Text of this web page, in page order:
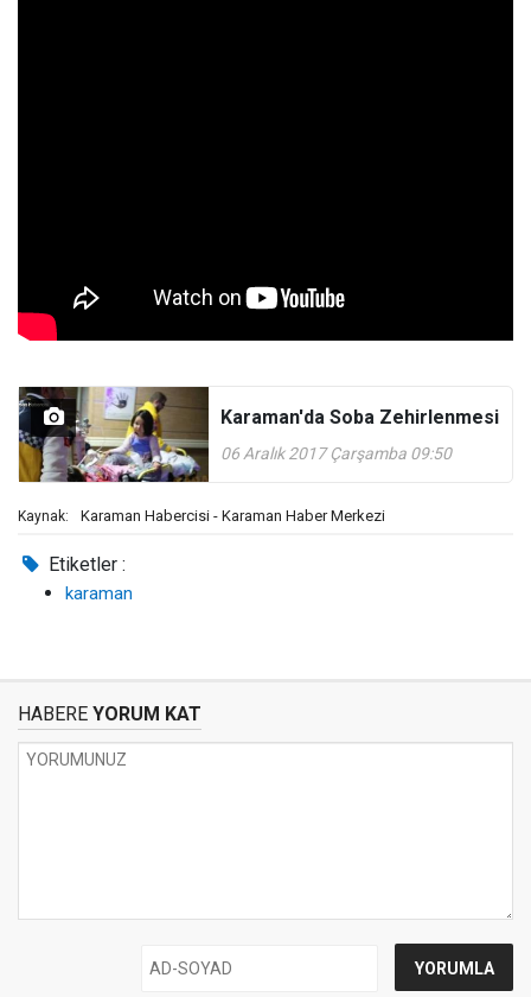
Karaman'da Soba Zehirlenmesi
06 Aralık 2017 Çarşamba 09:50
Kaynak: Karaman Habercisi - Karaman Haber Merkezi
Etiketler :
karaman
HABERE YORUM KAT